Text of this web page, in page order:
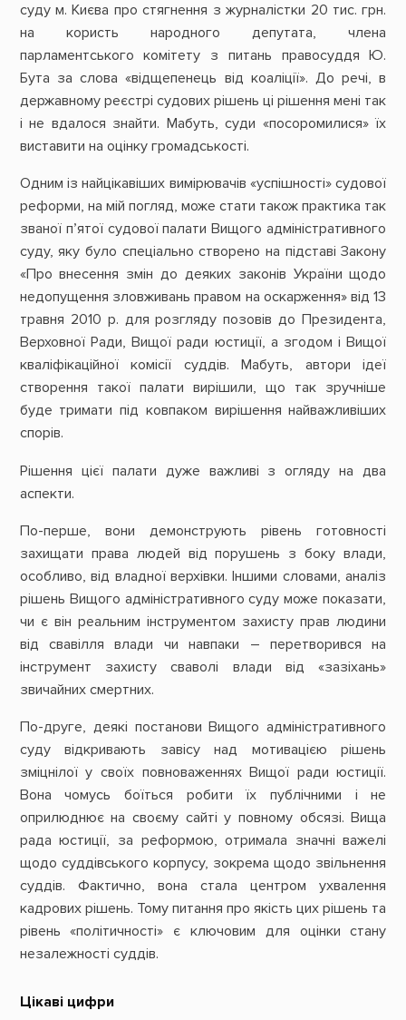
суду м. Києва про стягнення з журналістки 20 тис. грн.
на користь народного депутата, члена
парламентського комітету з питань правосуддя Ю.
Бута за слова «відщепенець від коаліції». До речі, в
державному реєстрі судових рішень ці рішення мені так
і не вдалося знайти. Мабуть, суди «посоромилися» їх
виставити на оцінку громадськості.
Одним із найцікавіших вимірювачів «успішності» судової
реформи, на мій погляд, може стати також практика так
званої п’ятої судової палати Вищого адміністративного
суду, яку було спеціально створено на підставі Закону
«Про внесення змін до деяких законів України щодо
недопущення зловживань правом на оскарження» від 13
травня 2010 р. для розгляду позовів до Президента,
Верховної Ради, Вищої ради юстиції, а згодом і Вищої
кваліфікаційної комісії суддів. Мабуть, автори ідеї
створення такої палати вирішили, що так зручніше
буде тримати під ковпаком вирішення найважливіших
спорів.
Рішення цієї палати дуже важливі з огляду на два
аспекти.
По-перше, вони демонструють рівень готовності
захищати права людей від порушень з боку влади,
особливо, від владної верхівки. Іншими словами, аналіз
рішень Вищого адміністративного суду може показати,
чи є він реальним інструментом захисту прав людини
від свавілля влади чи навпаки – перетворився на
інструмент захисту сваволі влади від «зазіхань»
звичайних смертних.
По-друге, деякі постанови Вищого адміністративного
суду відкривають завісу над мотивацією рішень
зміцнілої у своїх повноваженнях Вищої ради юстиції.
Вона чомусь боїться робити їх публічними і не
оприлюднює на своєму сайті у повному обсязі. Вища
рада юстиції, за реформою, отримала значні важелі
щодо суддівського корпусу, зокрема щодо звільнення
суддів. Фактично, вона стала центром ухвалення
кадрових рішень. Тому питання про якість цих рішень та
рівень «політичності» є ключовим для оцінки стану
незалежності суддів.
Цікаві цифри